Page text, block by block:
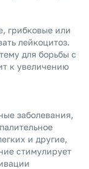
грибковые или
лейкоцитоз.
для борьбы с
к увеличению
заболевания,
и другие,
стимулирует